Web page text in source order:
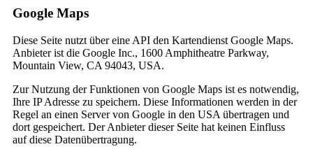
Google Maps
Diese Seite nutzt über eine API den Kartendienst Google Maps.
Anbieter ist die Google Inc., 1600 Amphitheatre Parkway,
Mountain View, CA 94043, USA.
Zur Nutzung der Funktionen von Google Maps ist es notwendig,
Ihre IP Adresse zu speichern. Diese Informationen werden in der
Regel an einen Server von Google in den USA übertragen und
dort gespeichert. Der Anbieter dieser Seite hat keinen Einfluss
auf diese Datenübertragung.